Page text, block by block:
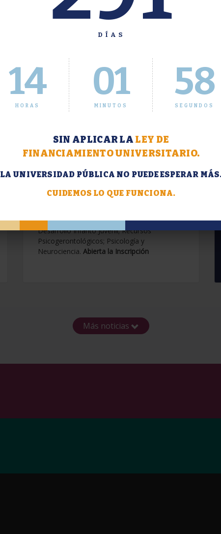
DÍAS
14
HORAS
01
MINUTOS
59
SEGUNDOS
SIN APLICAR LA LEY DE
FINANCIAMIENTO UNIVERSITARIO.
LA UNIVERSIDAD PÚBLICA NO PUEDE ESPERAR
CUIDEMOS LO QUE FUNCIONA.
Extensión. Diplomaturas
2026.
Contemporáneas; Problemáticas en el
Desarrollo Infanto Juvenil; Recursos
Psicogerontológicos; Psicología y
Neurociencia. Abierta la Inscripción
Más noticias